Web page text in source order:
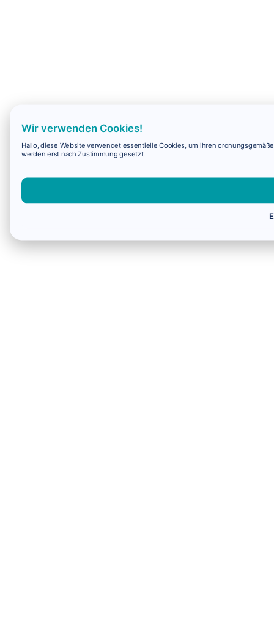
Wir verwenden Cookies!
Hallo, diese Website verwendet essentielle Cookies, um ihren
werden erst nach Zustimmung gesetzt.